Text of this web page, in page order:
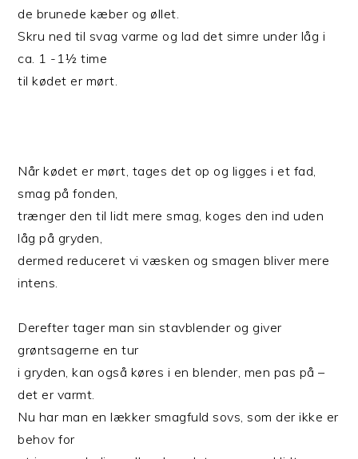
de brunede kæber og øllet.
Skru ned til svag varme og lad det simre under låg i
ca. 1 -1½ time
til kødet er mørt.
Når kødet er mørt, tages det op og ligges i et fad,
smag på fonden,
trænger den til lidt mere smag, koges den ind uden
låg på gryden,
dermed reduceret vi væsken og smagen bliver mere
intens.
Derefter tager man sin stavblender og giver
grøntsagerne en tur
i gryden, kan også køres i en blender, men pas på –
det er varmt.
Nu har man en lækker smagfuld sovs, som der ikke er
behov for